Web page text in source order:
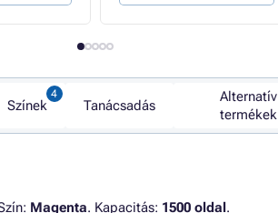
Színek Tanácsadás
Alternatív
termékek
Magenta. Kapacitás: 1500 oldal.